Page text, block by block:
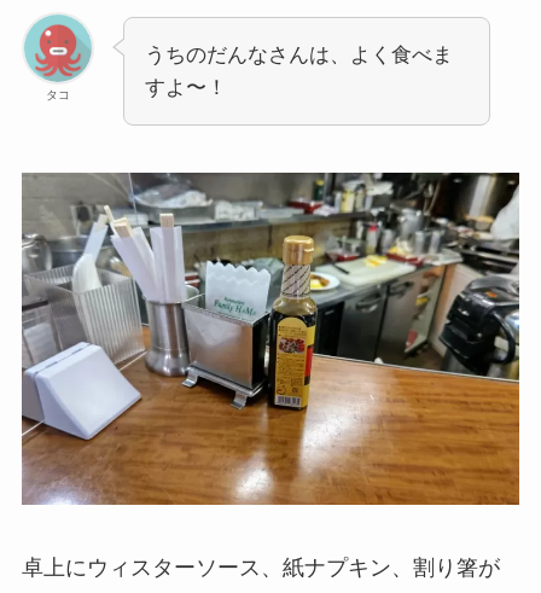
タコ
うちのだんなさんは、よく食べま
すよ〜！
卓上にウィスターソース、紙ナプキン、割り箸が